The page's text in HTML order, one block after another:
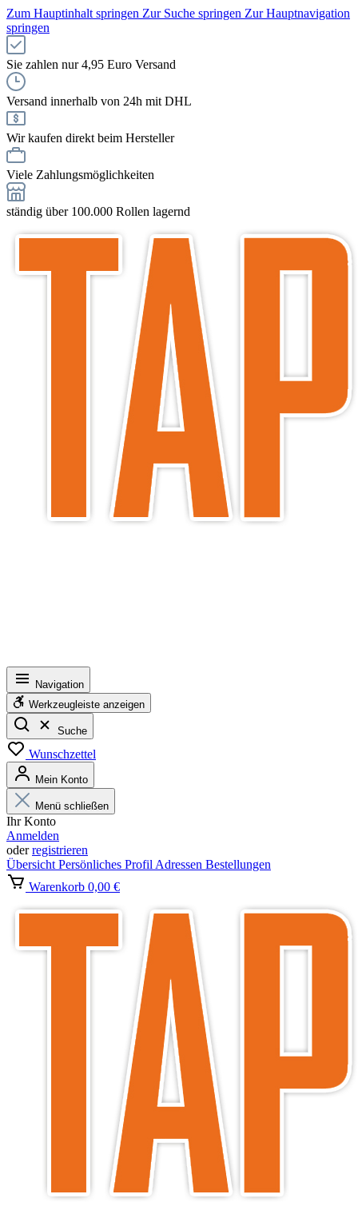
Zum Hauptinhalt springen Zur Suche springen Zur Hauptnavigation
springen
Sie zahlen nur 4,95 Euro Versand
Versand innerhalb von 24h mit DHL
Wir kaufen direkt beim Hersteller
Viele Zahlungsmöglichkeiten
ständig über 100.000 Rollen lagernd
Navigation
Werkzeugleiste anzeigen
Suche
Wunschzettel
Mein Konto
Menü schließen
Ihr Konto
Anmelden
oderregistrieren
Übersicht Persönliches Profil Adressen Bestellungen
Warenkorb 0,00 €